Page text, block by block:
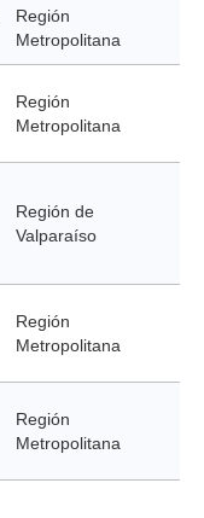
Región
Metropolitana
Región
Metropolitana
Región de
Valparaíso
Región
Metropolitana
Región
Metropolitana